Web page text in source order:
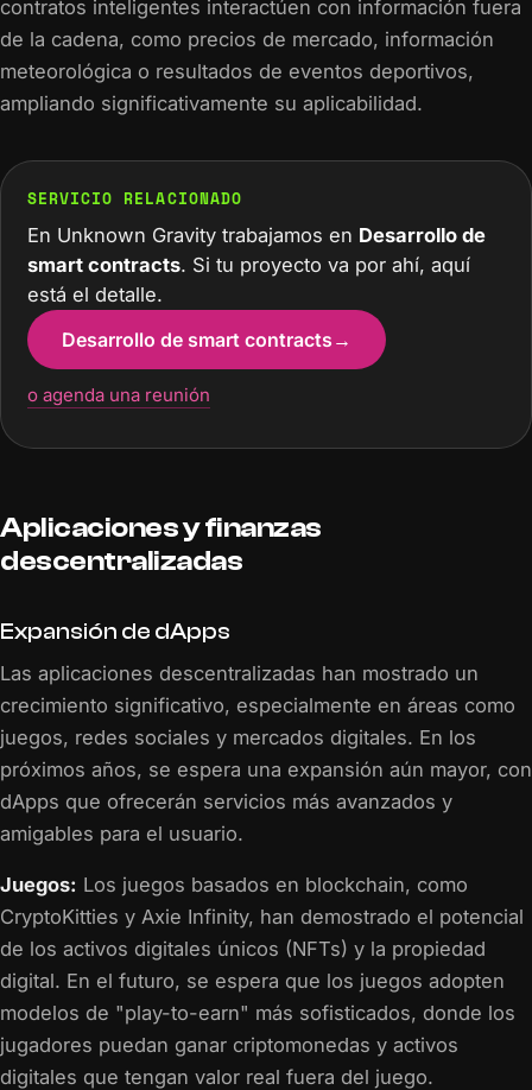
contratos inteligentes interactúen con información fuera
de la cadena, como precios de mercado, información
meteorológica o resultados de eventos deportivos,
ampliando significativamente su aplicabilidad.
SERVICIO RELACIONADO
En Unknown Gravity trabajamos en Desarrollo de
smart contracts. Si tu proyecto va por ahí, aquí
está el detalle.
Desarrollo de smart contracts →
o agenda una reunión
Aplicaciones y finanzas
descentralizadas
Expansión de dApps
Las aplicaciones descentralizadas han mostrado un
crecimiento significativo, especialmente en áreas como
juegos, redes sociales y mercados digitales. En los
próximos años, se espera una expansión aún mayor, con
dApps que ofrecerán servicios más avanzados y
amigables para el usuario.
Juegos: Los juegos basados en blockchain, como
CryptoKitties y Axie Infinity, han demostrado el potencial
de los activos digitales únicos (NFTs) y la propiedad
digital. En el futuro, se espera que los juegos adopten
modelos de "play-to-earn" más sofisticados, donde los
jugadores puedan ganar criptomonedas y activos
digitales que tengan valor real fuera del juego.